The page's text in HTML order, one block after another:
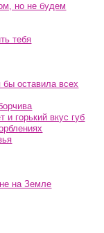
но не будем
тебя
оставила всех
и горький вкус губ
на Земле